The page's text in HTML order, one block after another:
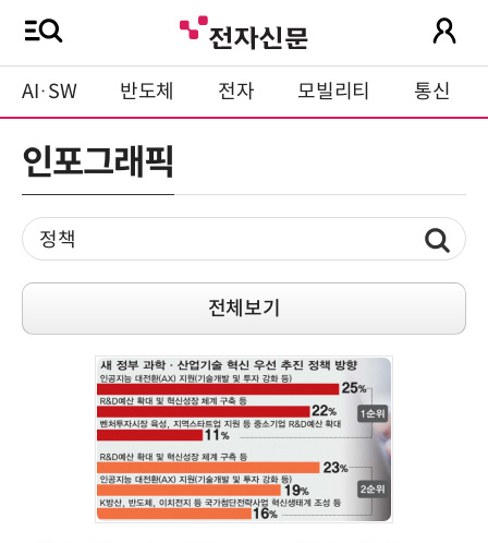
AI·SW 반도체 전자 모빌리티 통신
인포그래픽
전체보기